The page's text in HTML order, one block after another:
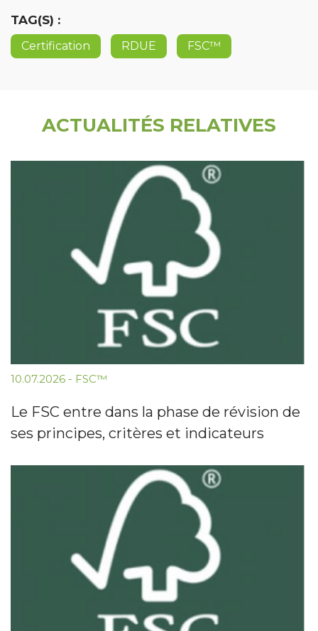
TAG(S) :
Certification RDUE FSC™
ACTUALITÉS RELATIVES
10.07.2026 - FSC™
Le FSC entre dans la phase de révision de
ses principes, critères et indicateurs